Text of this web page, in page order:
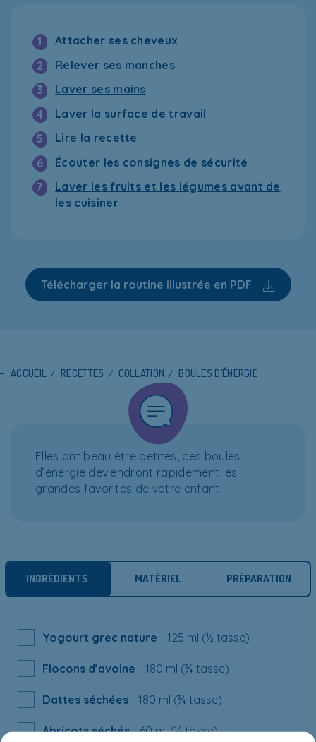
1
Attacher ses cheveux
2
Relever ses manches
3
Laver ses mains
4
Laver la surface de travail
5
Lire la recette
6
Écouter les consignes de sécurité
7
Laver les fruits et les légumes avant de
les cuisiner
Télécharger la routine illustrée en PDF
ACCUEIL / RECETTES / COLLATION / BOULES D’ÉNERGIE
Elles ont beau être petites, ces boules
d’énergie deviendront rapidement les
grandes favorites de votre enfant!
INGRÉDIENTS MATÉRIEL PRÉPARATION
Yogourt grec nature - 125 ml (½ tasse)
Flocons d’avoine - 180 ml (¾ tasse)
Dattes séchées - 180 ml (¾ tasse)
Abricots séchés- 60 ml (¼ tasse)